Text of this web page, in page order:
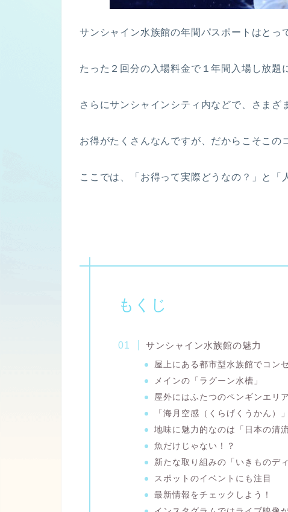
サンシャイン水族館の年間パスポートはとっ
たった２回分の入場料金で１年間入場し放題
さらにサンシャインシティ内などで、さまざ
お得がたくさんなんですが、だからこそこの
ここでは、「お得って実際どうなの？」と「
もくじ
サンシャイン水族館の魅力
屋上にある都市型水族館でコン
メインの「ラグーン水槽」
屋外にはふたつのペンギンエリア
「海月空感（くらげくうかん）」
地味に魅力的なのは「日本の清流
魚だけじゃない！？
新たな取り組みの「いきものデ
スポットのイベントにも注目
最新情報をチェックしよう！